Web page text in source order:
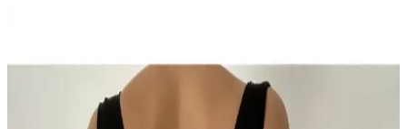
Bernato'nun siyah askılı vücut çorabı, şıklık ve dayanıklılığı bir
arada sunar. Sürdürülebilir malzemeleri ve esnek yapısıyla gece ve
özel ortamlar için ideal, rahat ve çevre dostu bir tercih.